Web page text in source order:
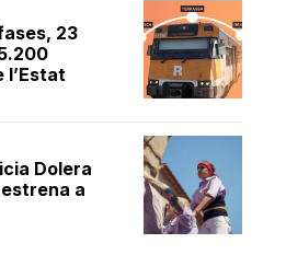
23
l’Estat
Dolera
a